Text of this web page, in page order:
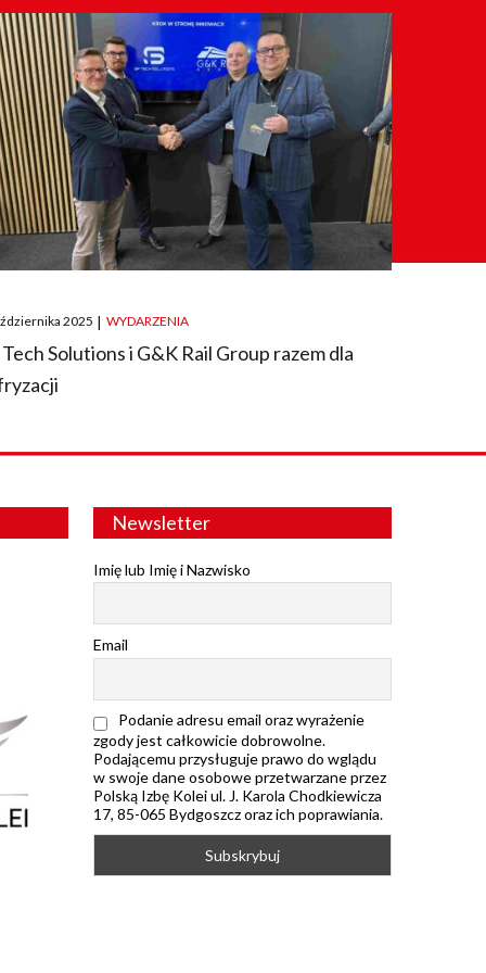
2025 | WYDARZENIA
Tech Solutions i G&K Rail Group razem dla
Newsletter
Imię lub Imię i Nazwisko
Email
Podanie adresu email oraz wyrażenie
zgody jest całkowicie dobrowolne.
Podającemu przysługuje prawo do wglądu
w swoje dane osobowe przetwarzane przez
Polską Izbę Kolei ul. J. Karola Chodkiewicza
17, 85-065 Bydgoszcz oraz ich poprawiania.